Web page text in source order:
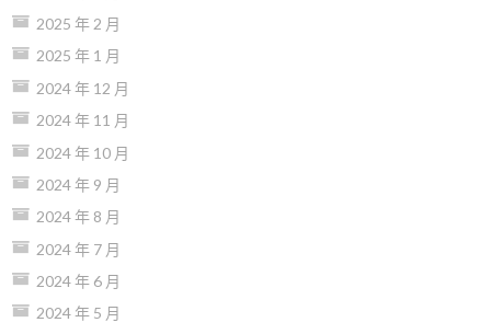
2025 年 2 月
2025 年 1 月
2024 年 12 月
2024 年 11 月
2024 年 10 月
2024 年 9 月
2024 年 8 月
2024 年 7 月
2024 年 6 月
2024 年 5 月